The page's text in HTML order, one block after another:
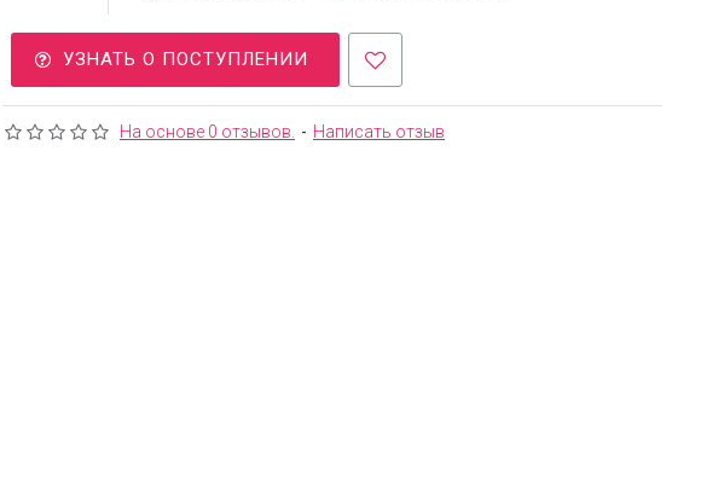
На основе 0 отзывов. - Написать отзыв
УЗНАТЬ О ПОСТУПЛЕНИИ